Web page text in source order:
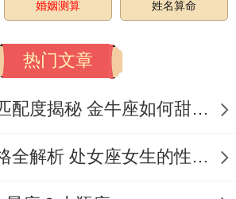
点的玩笑话藏着重要线索！
包回复「哈哈哈」的人其实
分配问题。家族群里长辈转
留意第三条，虽然标题夸张
婚姻测算 姓名算命
热门文章
金牛座情侣的匹配度揭秘 金牛座如何甜蜜恋爱
处女座女生性格全解析 处女座女生的性格是什么样的